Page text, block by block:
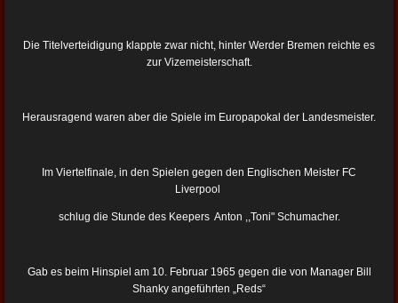
Die Titelverteidigung klappte zwar nicht, hinter Werder Bremen reichte es
zur Vizemeisterschaft.
Herausragend waren aber die Spiele im Europapokal der Landesmeister.
Im Viertelfinale, in den Spielen gegen den Englischen Meister FC
Liverpool
schlug die Stunde des Keepers Anton ,,Toni" Schumacher.
Gab es beim Hinspiel am 10. Februar 1965 gegen die von Manager Bill
Shanky angeführten „Reds“